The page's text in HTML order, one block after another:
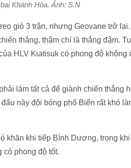
Khánh Hòa. Ảnh: S.N
giò 3 trận, nhưng Geovane trở
thắng, thậm chí là thắng đậm.
HLV Kiatisuk có phong độ không
làm tất cả để giành chiến thắng
này đội bóng phố Biển rất khó
khăn khi tiếp Bình Dương, trong
có phong độ tốt.